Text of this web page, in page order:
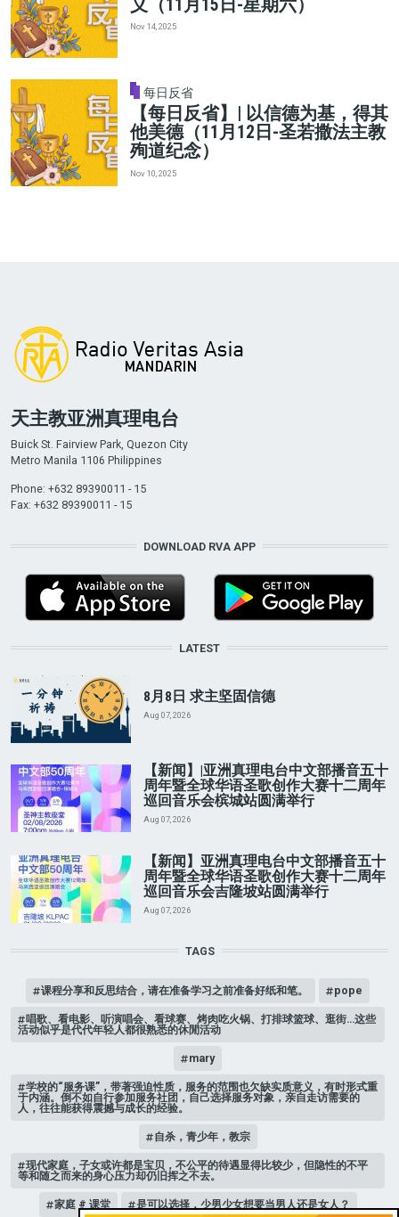
义（11月15日-星期六）
Nov 14, 2025
每日反省
【每日反省】| 以信德为基，得其
他美德（11月12日-圣若撒法主教
殉道纪念）
Nov 10, 2025
天主教亚洲真理电台
Buick St. Fairview Park, Quezon City
Metro Manila 1106 Philippines
Phone: +632 89390011 - 15
Fax: +632 89390011 - 15
DOWNLOAD RVA APP
LATEST
8月8日 求主坚固信德
Aug 07, 2026
【新闻】|亚洲真理电台中文部播音五十
周年暨全球华语圣歌创作大赛十二周年
巡回音乐会槟城站圆满举行
Aug 07, 2026
【新闻】亚洲真理电台中文部播音五十
周年暨全球华语圣歌创作大赛十二周年
巡回音乐会吉隆坡站圆满举行
Aug 07, 2026
TAGS
课程分享和反思结合，请在准备学习之前准备好纸和笔。 pope
唱歌、看电影、听演唱会、看球赛、烤肉吃火锅、打排球篮球、逛街…这些
活动似乎是代代年轻人都很熟悉的休閒活动
mary
学校的“服务课”，带著强迫性质，服务的范围也欠缺实质意义，有时形式重
于内涵。倒不如自行参加服务社团，自己选择服务对象，亲自走访需要的
人，往往能获得震撼与成长的经验。
自杀，青少年，教宗
现代家庭，子女或许都是宝贝，不公平的待遇显得比较少，但隐性的不平
等和随之而来的身心压力却仍旧挥之不去。
家庭 # 课堂 是可以选择，少男少女想要当男人还是女人？